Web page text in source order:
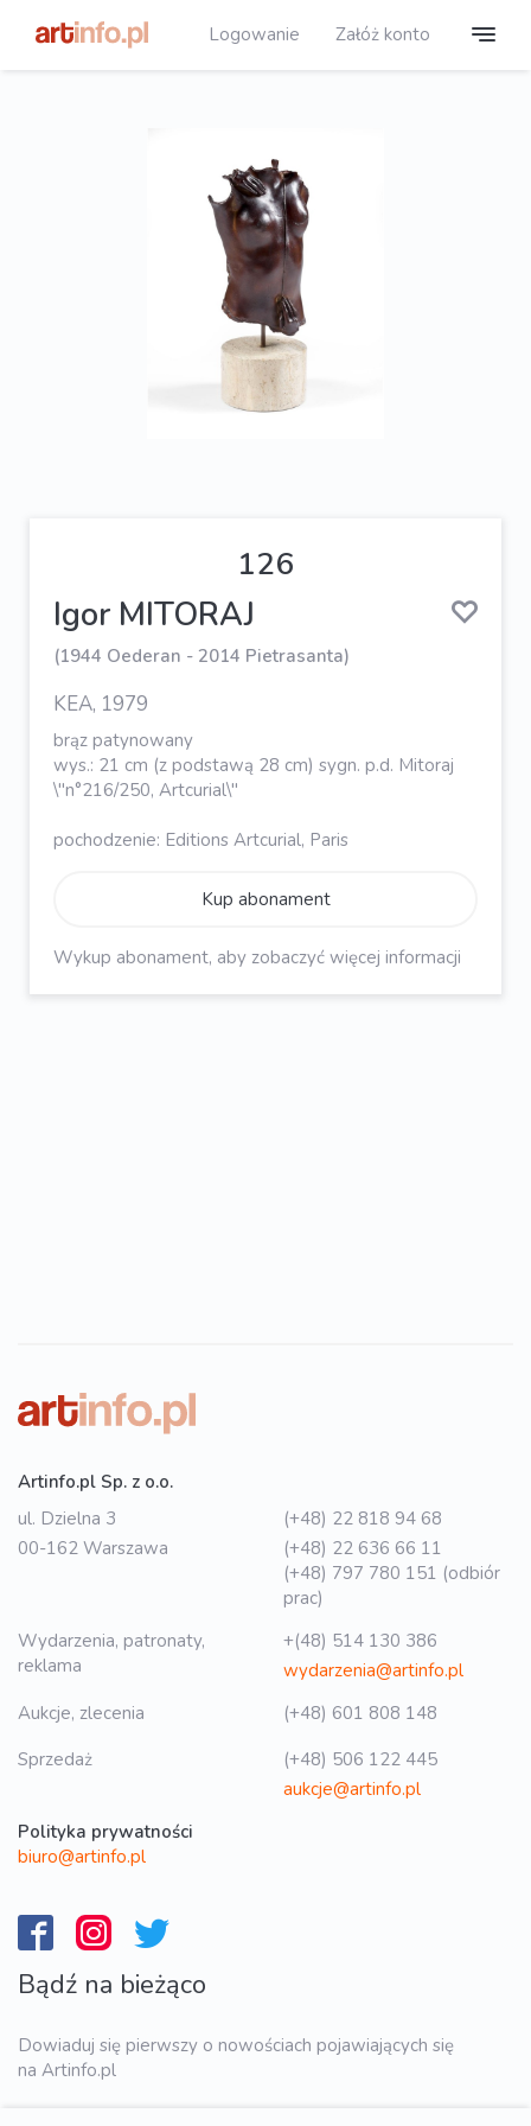
Logowanie Załóż konto
126
Igor MITORAJ
(1944 Oederan - 2014 Pietrasanta)
KEA, 1979
brąz patynowany
wys.: 21 cm (z podstawą 28 cm) sygn. p.d. Mitoraj
\"n°216/250, Artcurial\"
pochodzenie: Editions Artcurial, Paris
Kup abonament
Wykup abonament, aby zobaczyć więcej informacji
Artinfo.pl Sp. z o.o.
ul. Dzielna 3
00-162 Warszawa
(+48) 22 818 94 68
(+48) 22 636 66 11
(+48) 797 780 151 (odbiór
prac)
Wydarzenia, patronaty,
reklama
+(48) 514 130 386
wydarzenia@artinfo.pl
Aukcje, zlecenia
(+48) 601 808 148
Sprzedaż
(+48) 506 122 445
aukcje@artinfo.pl
Polityka prywatności
biuro@artinfo.pl
Bądź na bieżąco
Dowiaduj się pierwszy o nowościach pojawiających się
na Artinfo.pl